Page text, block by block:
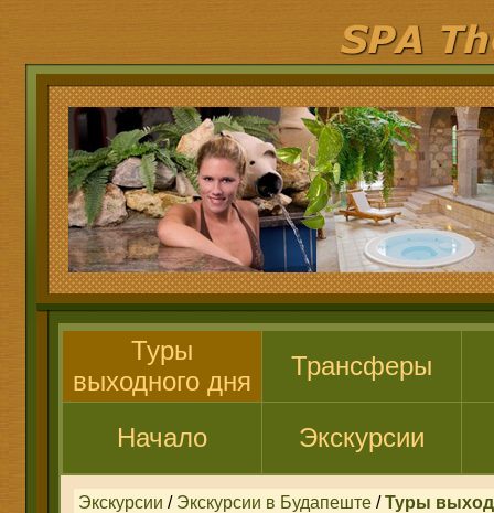
Туры
выходного дня
Трансферы
Начало Экскурсии
Экскурсии / Экскурсии в Будапеште /Туры